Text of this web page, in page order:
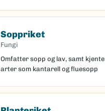
Soppriket
Fungi
Omfatter sopp og lav, samt kjente
arter som kantarell og fluesopp